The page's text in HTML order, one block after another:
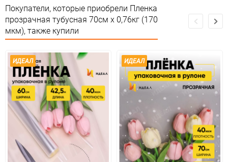
Сертификация Не подлежит сертификации
Особые условия Особых условий не требует
Единица измерения шт
Покупатели, которые приобрели Пленка
прозрачная тубусная 70см x 0,76кг (170
мкм), также купили
ИДЕАЛ ИДЕАЛ